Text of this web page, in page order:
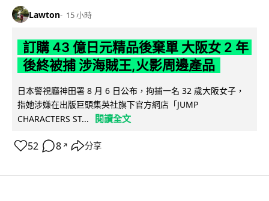
Lawton 15 小時
訂購 43 億日元精品後棄單 大阪女 2 年
後終被捕 涉海賊王,火影周邊產品
日本警視廳神田署 8 月 6 日公布，拘捕一名 32 歲大阪女子，
指她涉嫌在出版巨頭集英社旗下官方網店「JUMP
CHARACTERS ST...
閱讀全文
52 8 ↗ 分享